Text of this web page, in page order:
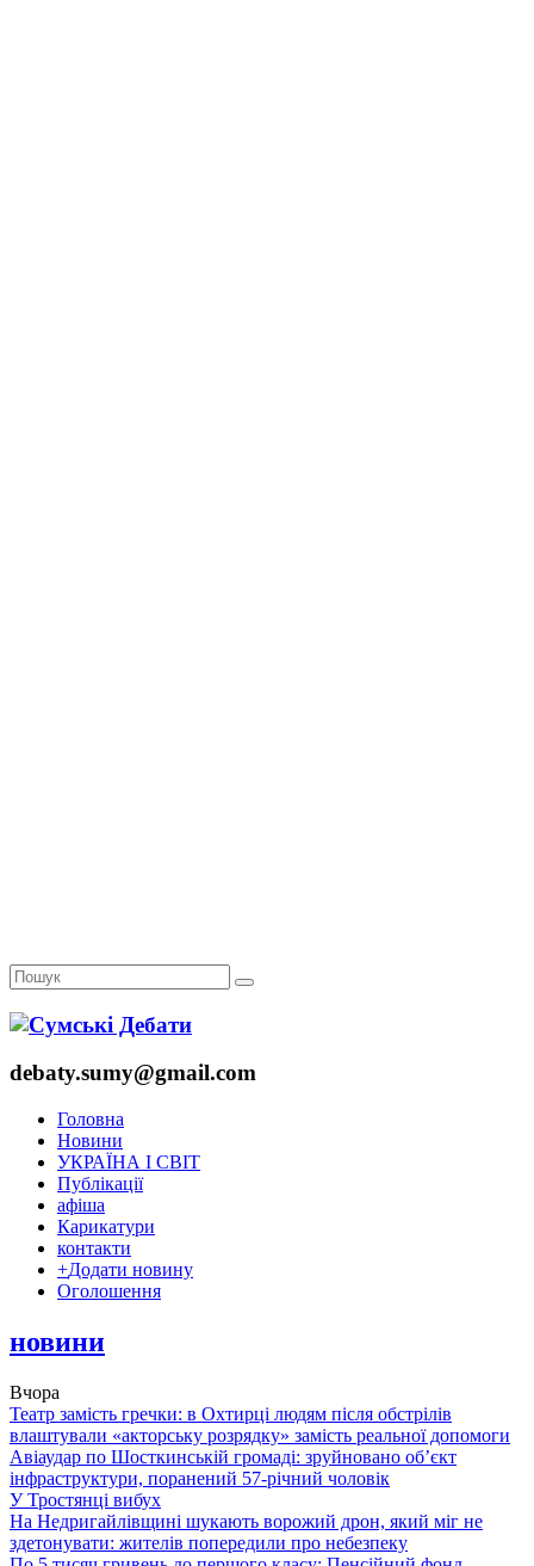
debaty.sumy@gmail.com
Головна
Новини
УКРАЇНА І СВІТ
Публікації
афіша
Карикатури
контакти
+Додати новину
Оголошення
новини
Вчора
Театр замість гречки: в Охтирці людям після обстрілів
влаштували «акторську розрядку» замість реальної допомоги
Авіаудар по Шосткинській громаді: зруйновано об’єкт
інфраструктури, поранений 57-річний чоловік
У Тростянці вибух
На Недригайлівщині шукають ворожий дрон, який міг не
здетонувати: жителів попередили про небезпеку